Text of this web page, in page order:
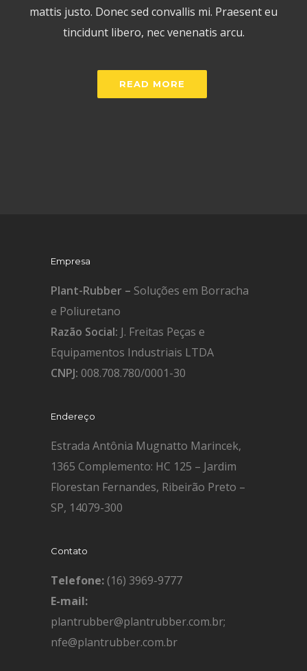
mattis justo. Donec sed convallis mi. Praesent eu
tincidunt libero, nec venenatis arcu.
READ MORE
Empresa
Plant-Rubber – Soluções em Borracha
e Poliuretano
Razão Social: J. Freitas Peças e
Equipamentos Industriais LTDA
CNPJ: 008.708.780/0001-30
Endereço
Estrada Antônia Mugnatto Marincek,
1365 Complemento: HC 125 – Jardim
Florestan Fernandes, Ribeirão Preto –
SP, 14079-300
Contato
Telefone: (16) 3969-9777
E-mail:
plantrubber@plantrubber.com.br;
nfe@plantrubber.com.br